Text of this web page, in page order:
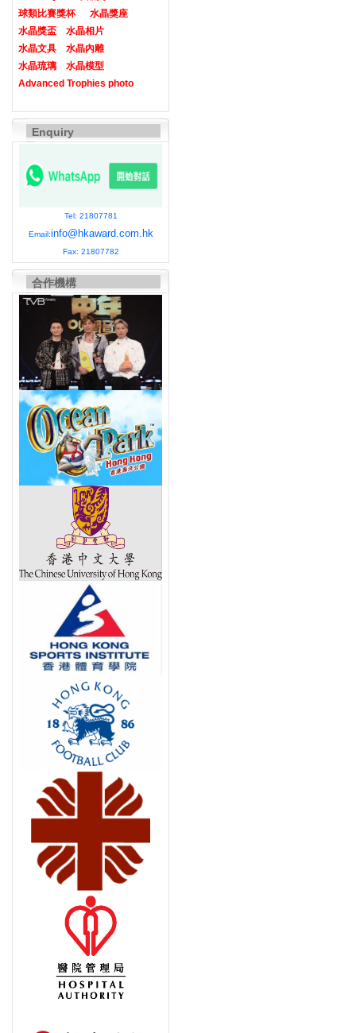
球類比賽獎杯
水晶獎座
水晶獎盃
水晶相片
水晶文具
水晶內雕
水晶琉璃
水晶模型
Advanced Trophies photo
Enquiry
Tel: 21807781
Email:info@hkaward.com.hk
Fax: 21807782
合作機構